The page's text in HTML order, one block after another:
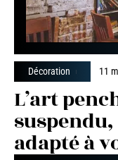
Décoration 11
L’art
adapté à